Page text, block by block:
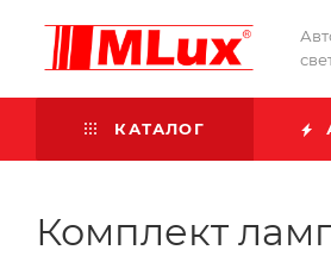
КАТАЛОГ
Комплект